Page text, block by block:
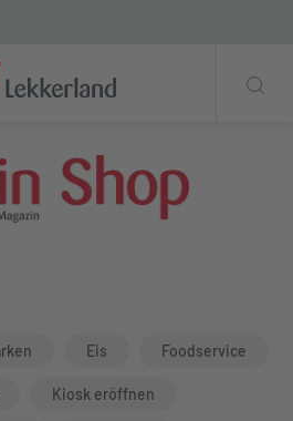
Eis Foodservice
Kiosk eröffnen